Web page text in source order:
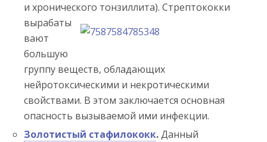
и хронического тонзиллита).Стрептококки
вырабаты
вают
большую
группу веществ, обладающих
нейротоксическими и некротическими
свойствами. В этом заключается основная
опасность вызываемой ими инфекции.
Золотистый стафилококк.Данный